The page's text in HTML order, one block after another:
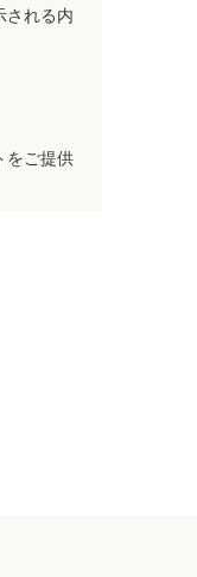
される内
をご提供